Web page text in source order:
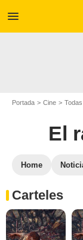
menu
Portada Cine
El
Home
Carteles